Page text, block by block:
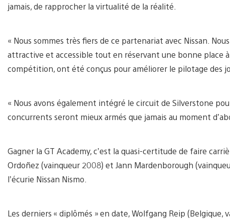
jamais, de rapprocher la virtualité de la réalité.
« Nous sommes très fiers de ce partenariat avec Nissan.
attractive et accessible tout en réservant une bonne place à
compétition, ont été conçus pour améliorer le pilotage des
« Nous avons également intégré le circuit de Silverstone
concurrents seront mieux armés que jamais au moment
Gagner la GT Academy, c’est la quasi-certitude de faire
Ordoñez (vainqueur 2008) et Jann Mardenborough
l’écurie Nissan Nismo.
Les derniers « diplômés » en date, Wolfgang Reip